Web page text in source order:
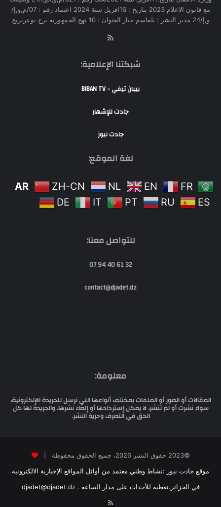
مع قانون الاعلام 2023 بتاريخ : 16افريل سنة 2024 اعتماد رقم : 07/م,و,إ/
و,إ/24 مدير النشر : بلقاسم جبار العنوان : 10 نهج الجمهورية برج بوعريريج
شبكتنا الإعلامية:
بيبان تيفي - BIBAN TV
جادت للإشهار
جادت نيوز
لغة الموقع:
AR ZH-CN NL EN
FR
DE
IT PT RU ES
للتواصل معنا:
32 61 40 94 07
contact@djadet.dz
معلومة:
المقالات أو الصور أو الملفات بمختلف أنواعها التي ترسل للجريدة الإلكترونية،
سواء نشرت أو لم تنشر، لا يمكن إستردادها أو إلغاء نشرها، والجريدة لها كل
الحق في التصرف وحرية النشر.
©2023 حقوق النشر 2026، جميع الحقوق محفوظة |
موقع جادت نيوز :نشاط وطني معتمد من أوائل المواقع الإخبارية الالكترونية
في الجزائر،تغطية للأحداث على مدار الساعة . djadet@djadet.dz
RSS